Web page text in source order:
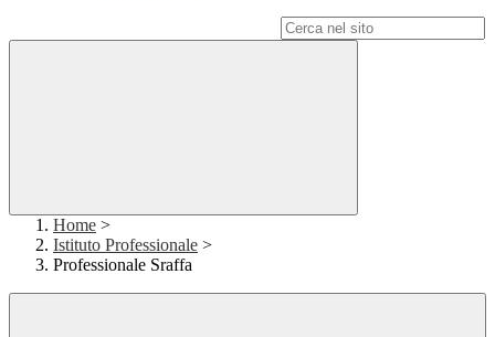
Home >
Istituto Professionale >
Professionale Sraffa